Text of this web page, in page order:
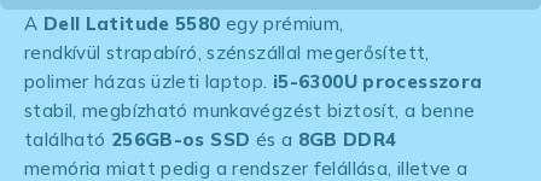
A Dell Latitude 5580 egy prémium,
rendkívül strapabíró, szénszállal megerősített,
polimer házas üzleti laptop. i5-6300U processzora
stabil, megbízható munkavégzést biztosít, a benne
található 256GB-os SSD és a 8GB DDR4
memória miatt pedig a rendszer felállása, illetve a